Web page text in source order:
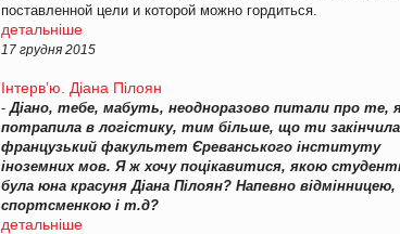
поставленной цели и которой можно гордиться.
детальніше
17 грудня 2015
Інтерв’ю. Діана Пілоян
-Діано, тебе, мабуть, неодноразово питали про те,
потрапила в логістику, тим більше, що ти закінчила
французький факультет Єреванського інституту
іноземних мов. Я ж хочу поцікавитися, якою
була юна красуня Діана Пілоян? Напевно відмінницею,
спортсменкою і т.д?
детальніше